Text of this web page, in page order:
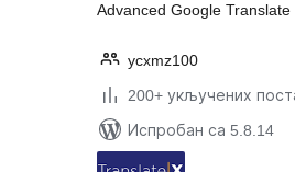
Advanced Google Translate
ycxmz100
200+ укључених
Испробан са 5.8.14